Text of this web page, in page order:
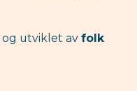
og utviklet av folk